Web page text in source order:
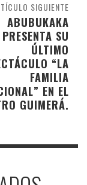
SIGUIENTE
ABUBUKAKA
PRESENTA SU
ÚLTIMO
“LA
FAMILIA
EN EL
GUIMERÁ.